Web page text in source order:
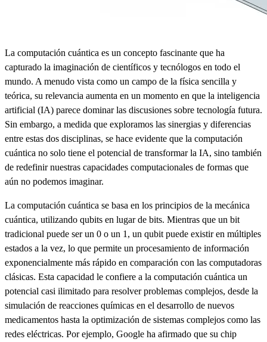
La computación cuántica es un concepto fascinante que ha
capturado la imaginación de científicos y tecnólogos en todo el
mundo. A menudo vista como un campo de la física sencilla y
teórica, su relevancia aumenta en un momento en que la inteligencia
artificial (IA) parece dominar las discusiones sobre tecnología futura.
Sin embargo, a medida que exploramos las sinergias y diferencias
entre estas dos disciplinas, se hace evidente que la computación
cuántica no solo tiene el potencial de transformar la IA, sino también
de redefinir nuestras capacidades computacionales de formas que
aún no podemos imaginar.
La computación cuántica se basa en los principios de la mecánica
cuántica, utilizando qubits en lugar de bits. Mientras que un bit
tradicional puede ser un 0 o un 1, un qubit puede existir en múltiples
estados a la vez, lo que permite un procesamiento de información
exponencialmente más rápido en comparación con las computadoras
clásicas. Esta capacidad le confiere a la computación cuántica un
potencial casi ilimitado para resolver problemas complejos, desde la
simulación de reacciones químicas en el desarrollo de nuevos
medicamentos hasta la optimización de sistemas complejos como las
redes eléctricas. Por ejemplo, Google ha afirmado que su chip